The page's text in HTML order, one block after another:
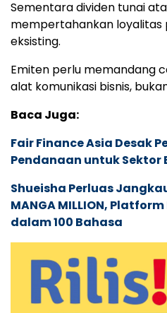
Sementara dividen tunai
mempertahankan loyalitas
eksisting.
Emiten perlu memandang
alat komunikasi bisnis,
Baca Juga:
Fair Finance Asia Desak
Pendanaan untuk Sektor
Shueisha Perluas
MANGA MILLION,
dalam 100 Bahasa